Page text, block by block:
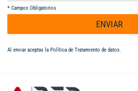
* Campos Obligatorios
ENVIAR
Al enviar aceptas la Política de Tratamiento de datos.